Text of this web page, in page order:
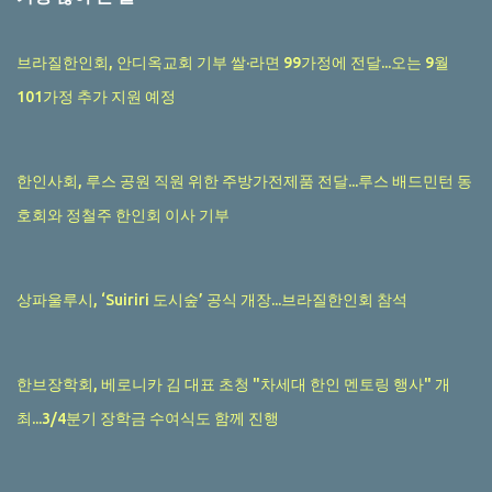
브라질한인회, 안디옥교회 기부 쌀·라면 99가정에 전달...오는 9월
101가정 추가 지원 예정
한인사회, 루스 공원 직원 위한 주방가전제품 전달...루스 배드민턴 동
호회와 정철주 한인회 이사 기부
상파울루시, ‘Suiriri 도시숲’ 공식 개장...브라질한인회 참석
한브장학회, 베로니카 김 대표 초청 "차세대 한인 멘토링 행사" 개
최...3/4분기 장학금 수여식도 함께 진행